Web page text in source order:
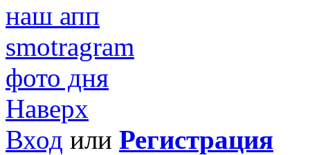
наш апп
smotragram
фото дня
Наверх
Вход или Регистрация